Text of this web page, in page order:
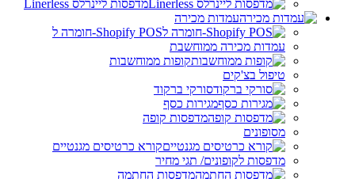
מדפסות ליינרלס Linerless
עמדות מכירה
Shopify POS-חומרה ל
עמדות מכירה ממוחשבת
קופות ממוחשבות
טיפול בצ'קים
סורקי ברקוד
מגירות כסף
מדפסות קופה
מסופונים
קורא כרטיסים מגנטיים
מדפסות לקופונים/ תגי מחיר
מדפסות החתמה